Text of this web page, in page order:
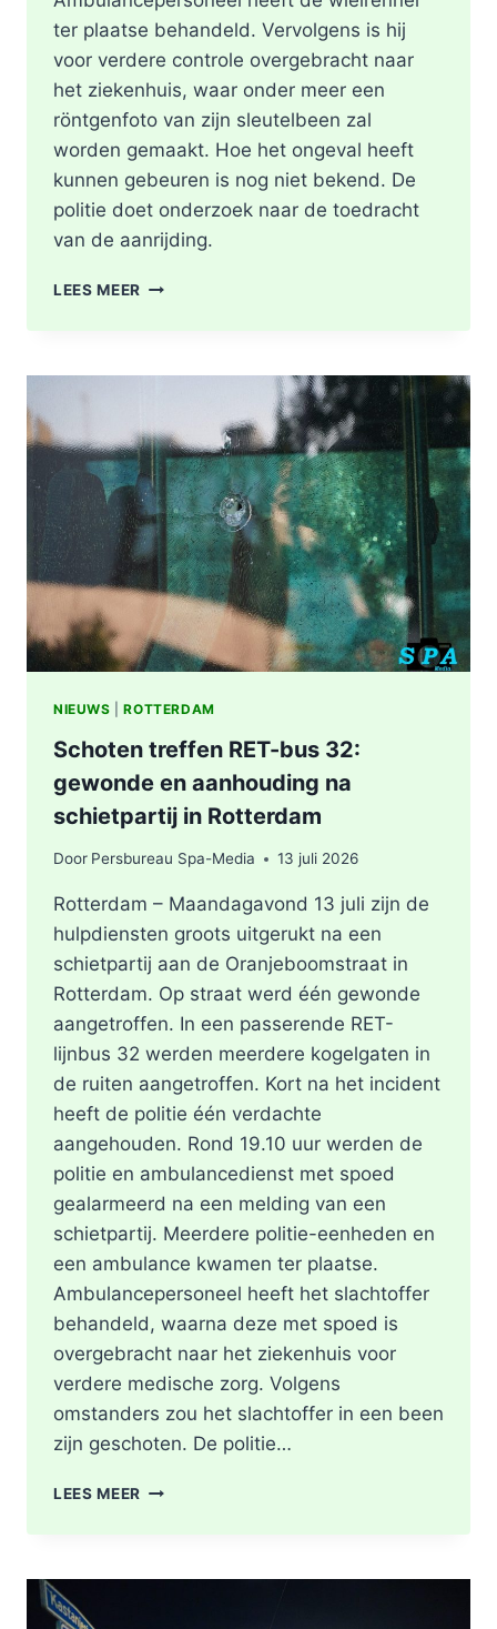
ter plaatse behandeld. Vervolgens is hij
voor verdere controle overgebracht naar
het ziekenhuis, waar onder meer een
röntgenfoto van zijn sleutelbeen zal
worden gemaakt. Hoe het ongeval heeft
kunnen gebeuren is nog niet bekend. De
politie doet onderzoek naar de toedracht
van de aanrijding.
LEES MEER GEWONDE
TWEE
IN
ROTTERDAM
NIEUWS |ROTTERDAM
Schoten treffen RET-bus 32:
gewonde en aanhouding na
schietpartij in Rotterdam
Door Persbureau Spa-Media 13 juli 2026
Rotterdam – Maandagavond 13 juli zijn de
hulpdiensten groots uitgerukt na een
schietpartij aan de Oranjeboomstraat in
Rotterdam. Op straat werd één gewonde
aangetroffen. In een passerende RET-
lijnbus 32 werden meerdere kogelgaten in
de ruiten aangetroffen. Kort na het incident
heeft de politie één verdachte
aangehouden. Rond 19.10 uur werden de
politie en ambulancedienst met spoed
gealarmeerd na een melding van een
schietpartij. Meerdere politie-eenheden en
een ambulance kwamen ter plaatse.
Ambulancepersoneel heeft het slachtoffer
behandeld, waarna deze met spoed is
overgebracht naar het ziekenhuis voor
verdere medische zorg. Volgens
omstanders zou het slachtoffer in een been
zijn geschoten. De politie…
LEES MEER SCHOTEN
32: